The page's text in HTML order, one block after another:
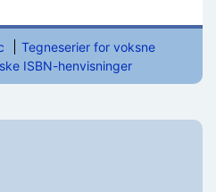
Tegneserier for voksne
ISBN-henvisninger